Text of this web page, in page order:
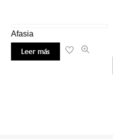
Afasia
Leer más